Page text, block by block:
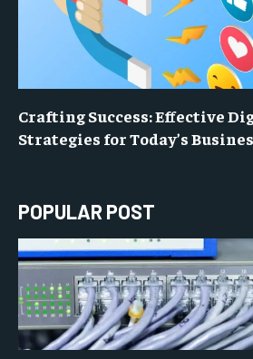
Crafting Success: Effective
Strategies for Today’s
POPULAR POST